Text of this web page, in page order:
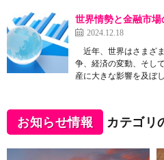
世界情勢と金融市
2024.12.18
近年、世界はさまざ
争、経済の変動、そし
産に大きな影響を及
お知らせ情報 カテゴリ